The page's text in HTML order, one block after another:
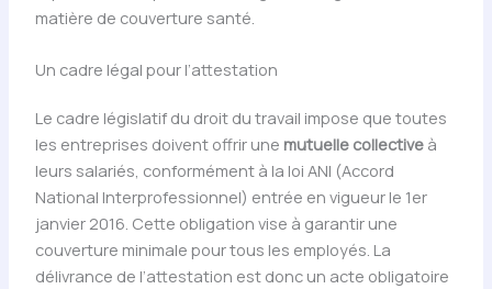
matière de couverture santé.
Un cadre légal pour l’attestation
Le cadre législatif du droit du travail impose que toutes
les entreprises doivent offrir une mutuelle collectiveà
leurs salariés, conformément à la loi ANI (Accord
National Interprofessionnel) entrée en vigueur le 1er
janvier 2016. Cette obligation vise à garantir une
couverture minimale pour tous les employés. La
délivrance de l’attestation est donc un acte obligatoire